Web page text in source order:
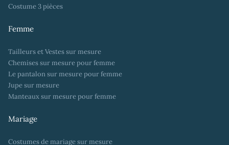
Costume 3 pièces
Femme
Tailleurs et Vestes sur mesure
Chemises sur mesure pour femme
Le pantalon sur mesure pour femme
Jupe sur mesure
Manteaux sur mesure pour femme
Mariage
Costumes de mariage sur mesure